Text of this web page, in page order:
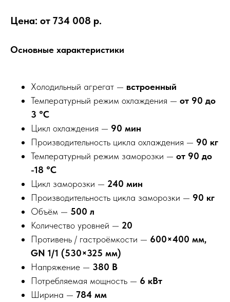
Цена: от 734 008 р.
Основные характеристики
Холодильный агрегат — встроенный
Температурный режим охлаждения — от 90 до
3 °С
Цикл охлаждения — 90 мин
Производительность цикла охлаждения — 90 кг
Температурный режим заморозки — от 90 до
-18 °С
Цикл заморозки — 240 мин
Производительность цикла заморозки — 90 кг
Объём — 500 л
Количество уровней — 20
Противень / гастроёмкости — 600×400 мм,
GN 1/1 (530×325 мм)
Напряжение — 380 В
Потребляемая мощность — 6 кВт
Ширина — 784 мм